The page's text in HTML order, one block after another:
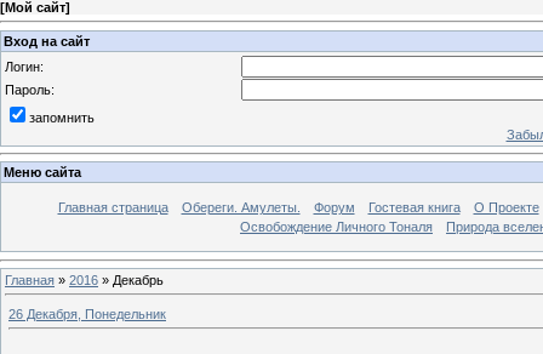
[Мой сайт]
Вход на сайт
Логин:
Пароль:
запомнить
Меню сайта
Главная страница Обереги. Амулеты. Форум Гостевая книга
О Проекте
Освобождение Личного Тоналя
Природа
Главная » 2016 » Декабрь
26 Декабря, Понедельник